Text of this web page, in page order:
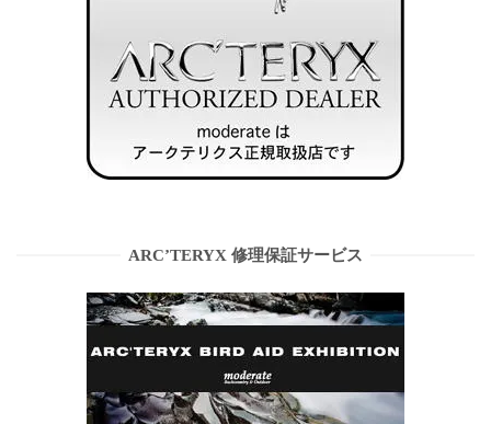
ARC’TERYX 修理保証サービス